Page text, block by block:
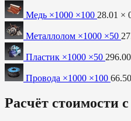
Медь ×1000 ×100 28.01 ×
Металлолом ×1000 ×50
Пластик ×1000 ×50
Провода ×1000 ×100
Расчёт стоимости с